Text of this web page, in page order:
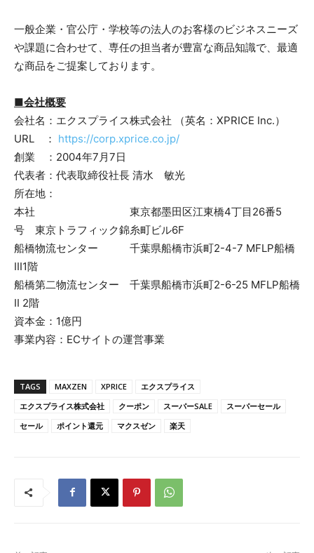
一般企業・官公庁・学校等の法人のお客様のビジネスニーズ
や課題に合わせて、専任の担当者が豊富な商品知識で、最適
な商品をご提案しております。
■会社概要
会社名：エクスプライス株式会社 （英名：XPRICE Inc.）
URL ： https://corp.xprice.co.jp/
創業 ：2004年7月7日
代表者：代表取締役社長 清水 敏光
所在地：
本社 東京都墨田区江東橋4丁目26番5
号 東京トラフィック錦糸町ビル6F
船橋物流センター 千葉県船橋市浜町2-4-7 MFLP船橋
III1階
船橋第二物流センター 千葉県船橋市浜町2-6-25 MFLP船橋
II 2階
資本金：1億円
事業内容：ECサイトの運営事業
TAGS MAXZEN XPRICE
エクスプライス
エクスプライス株式会社
クーポン スーパーSALE
スーパーセール
セール
ポイント還元 マクスゼン 楽天